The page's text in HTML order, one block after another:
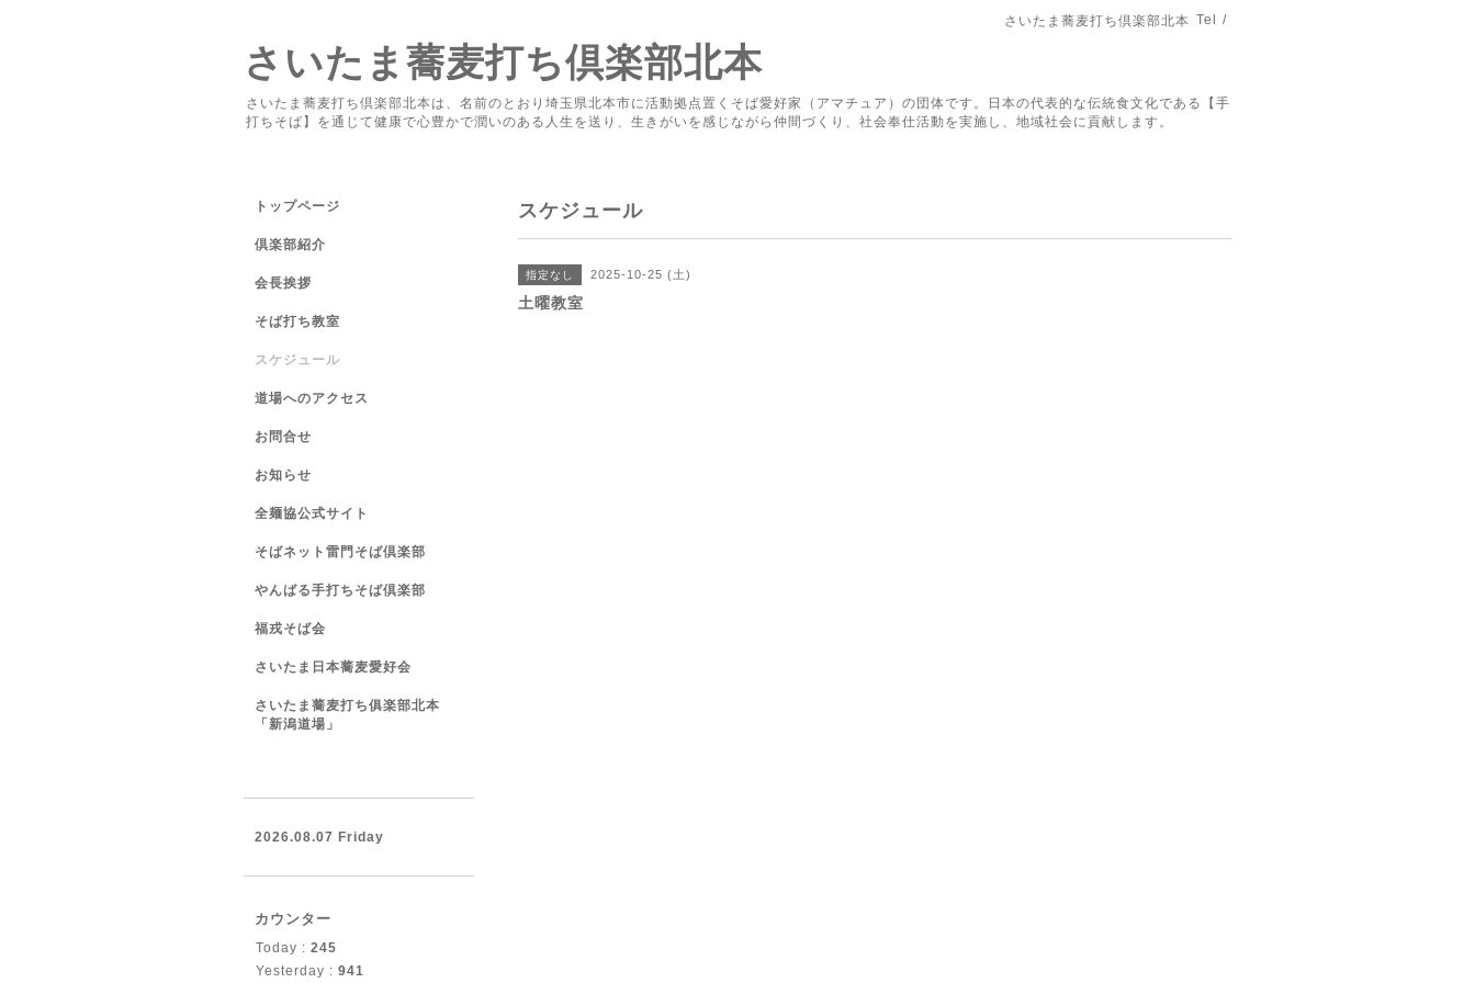
さいたま蕎麦打ち倶楽部北本 Tel /
さいたま蕎麦打ち倶楽部北本
さいたま蕎麦打ち倶楽部北本は、名前のとおり埼玉県北本市に活動拠点置くそば愛好家（アマチュア）の団体です。日本の代表的な伝統食文化である【手
打ちそば】を通じて健康で心豊かで潤いのある人生を送り、生きがいを感じながら仲間づくり、社会奉仕活動を実施し、地域社会に貢献します。
スケジュール
指定なし 2025-10-25 (土)
土曜教室
トップページ
倶楽部紹介
会長挨拶
そば打ち教室
スケジュール
道場へのアクセス
お問合せ
お知らせ
全麺協公式サイト
そばネット雷門そば倶楽部
やんばる手打ちそば倶楽部
福戎そば会
さいたま日本蕎麦愛好会
さいたま蕎麦打ち俱楽部北本
「新潟道場」
2026.08.07 Friday
カウンター
Today : 245
Yesterday : 941